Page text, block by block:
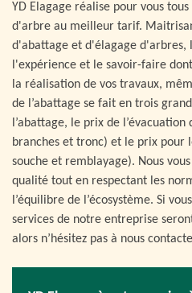
YD Elagage réalise pour vous
d'arbre au meilleur tarif.
d'abattage et d'élagage d'arbres,
l'expérience et le savoir-faire
la réalisation de vos travaux,
de l’abattage se fait en trois
l’abattage, le prix de
branches et tronc) et le prix pour
souche et remblayage). Nous
qualité tout en respectant les
l’équilibre de l’écosystème. Si
services de notre entreprise
alors n’hésitez pas à nous